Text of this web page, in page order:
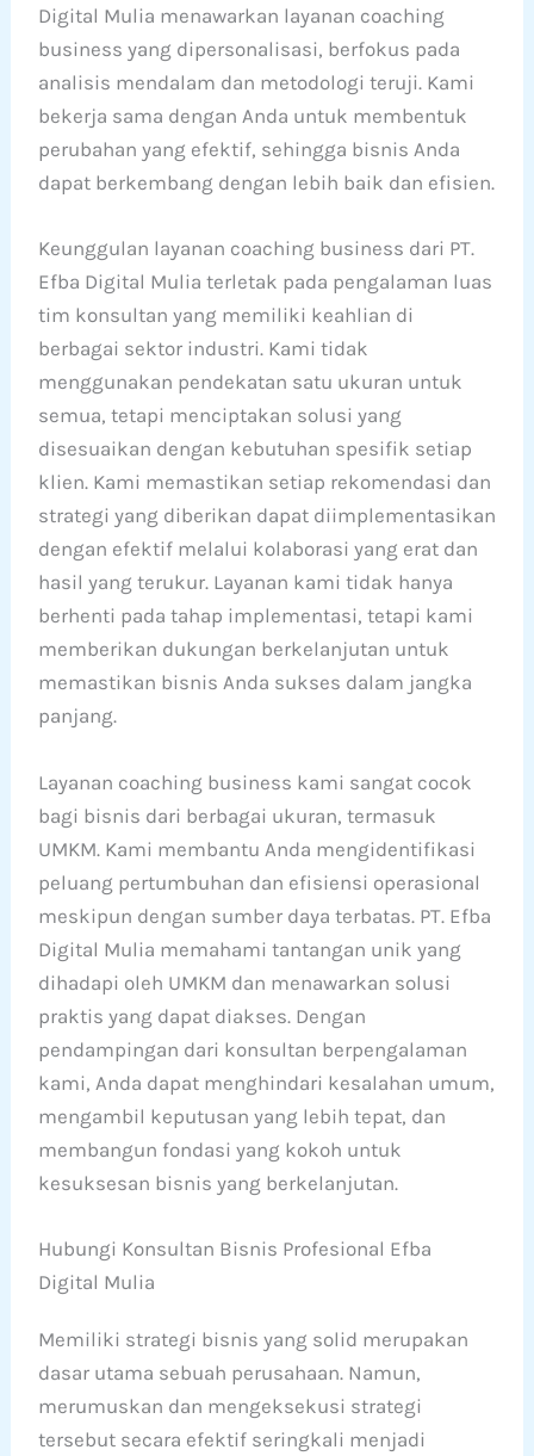
Digital Mulia menawarkan layanan coaching
business yang dipersonalisasi, berfokus pada
analisis mendalam dan metodologi teruji. Kami
bekerja sama dengan Anda untuk membentuk
perubahan yang efektif, sehingga bisnis Anda
dapat berkembang dengan lebih baik dan efisien.
Keunggulan layanan coaching business dari PT.
Efba Digital Mulia terletak pada pengalaman luas
tim konsultan yang memiliki keahlian di
berbagai sektor industri. Kami tidak
menggunakan pendekatan satu ukuran untuk
semua, tetapi menciptakan solusi yang
disesuaikan dengan kebutuhan spesifik setiap
klien. Kami memastikan setiap rekomendasi dan
strategi yang diberikan dapat diimplementasikan
dengan efektif melalui kolaborasi yang erat dan
hasil yang terukur. Layanan kami tidak hanya
berhenti pada tahap implementasi, tetapi kami
memberikan dukungan berkelanjutan untuk
memastikan bisnis Anda sukses dalam jangka
panjang.
Layanan coaching business kami sangat cocok
bagi bisnis dari berbagai ukuran, termasuk
UMKM. Kami membantu Anda mengidentifikasi
peluang pertumbuhan dan efisiensi operasional
meskipun dengan sumber daya terbatas. PT. Efba
Digital Mulia memahami tantangan unik yang
dihadapi oleh UMKM dan menawarkan solusi
praktis yang dapat diakses. Dengan
pendampingan dari konsultan berpengalaman
kami, Anda dapat menghindari kesalahan umum,
mengambil keputusan yang lebih tepat, dan
membangun fondasi yang kokoh untuk
kesuksesan bisnis yang berkelanjutan.
Hubungi Konsultan Bisnis Profesional Efba
Digital Mulia
Memiliki strategi bisnis yang solid merupakan
dasar utama sebuah perusahaan. Namun,
merumuskan dan mengeksekusi strategi
tersebut secara efektif seringkali menjadi